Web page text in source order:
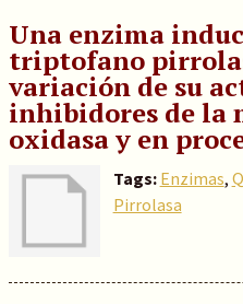
Una enzima
triptofano
variación de su
inhibidores de la
oxidasa y en
Tags: Enzimas,
Pirrolasa